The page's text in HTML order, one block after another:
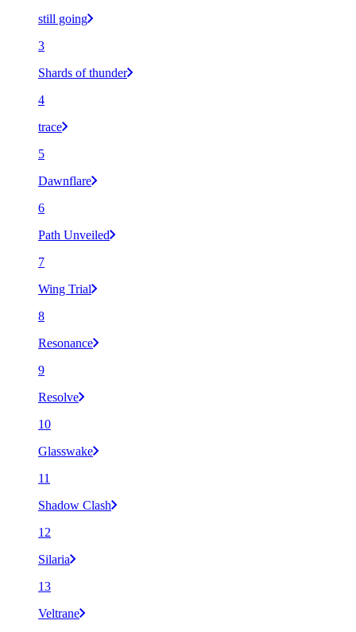
still going
3
Shards of thunder
4
trace
5
Dawnflare
6
Path Unveiled
7
Wing Trial
8
Resonance
9
Resolve
10
Glasswake
11
Shadow Clash
12
Silaria
13
Veltrane